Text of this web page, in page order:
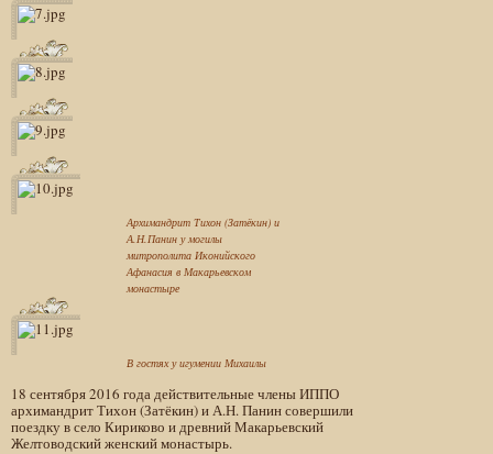
Архимандрит Тихон (Затёкин) и
А.Н.Панин у могилы
митрополита Иконийского
Афанасия в Макарьевском
монастыре
В гостях у игумении Михаилы
18 сентября 2016 года действительные члены ИППО
архимандрит Тихон (Затёкин) и А.Н. Панин совершили
поездку в село Кириково и древний Макарьевский
Желтоводский женский монастырь.